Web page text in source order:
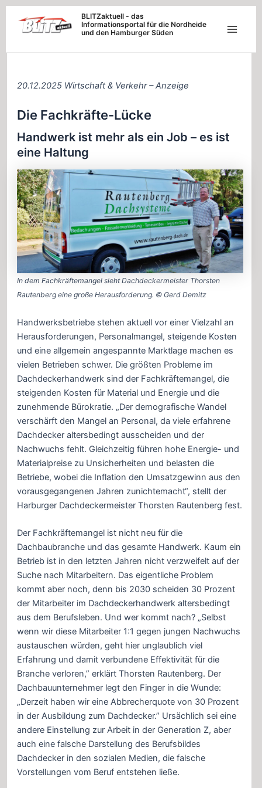
Inhalt
BLITZaktuell - das
Informationsportal für die Nordheide
und den Hamburger Süden
20.12.2025 Wirtschaft & Verkehr – Anzeige
Die Fachkräfte-Lücke
Handwerk ist mehr als ein Job – es ist
eine Haltung
In dem Fachkräftemangel sieht Dachdeckermeister Thorsten
Rautenberg eine große Herausforderung. © Gerd Demitz
Handwerksbetriebe stehen aktuell vor einer Vielzahl an
Herausforderungen, Personalmangel, steigende Kosten
und eine allgemein angespannte Marktlage machen es
vielen Betrieben schwer. Die größten Probleme im
Dachdeckerhandwerk sind der Fachkräftemangel, die
steigenden Kosten für Material und Energie und die
zunehmende Bürokratie. „Der demografische Wandel
verschärft den Mangel an Personal, da viele erfahrene
Dachdecker altersbedingt ausscheiden und der
Nachwuchs fehlt. Gleichzeitig führen hohe Energie- und
Materialpreise zu Unsicherheiten und belasten die
Betriebe, wobei die Inflation den Umsatzgewinn aus den
vorausgegangenen Jahren zunichtemacht“, stellt der
Harburger Dachdeckermeister Thorsten Rautenberg fest.
Der Fachkräftemangel ist nicht neu für die
Dachbaubranche und das gesamte Handwerk. Kaum ein
Betrieb ist in den letzten Jahren nicht verzweifelt auf der
Suche nach Mitarbeitern. Das eigentliche Problem
kommt aber noch, denn bis 2030 scheiden 30 Prozent
der Mitarbeiter im Dachdeckerhandwerk altersbedingt
aus dem Berufsleben. Und wer kommt nach? „Selbst
wenn wir diese Mitarbeiter 1:1 gegen jungen Nachwuchs
austauschen würden, geht hier unglaublich viel
Erfahrung und damit verbundene Effektivität für die
Branche verloren,” erklärt Thorsten Rautenberg. Der
Dachbauunternehmer legt den Finger in die Wunde:
„Derzeit haben wir eine Abbrecherquote von 30 Prozent
in der Ausbildung zum Dachdecker.” Ursächlich sei eine
andere Einstellung zur Arbeit in der Generation Z, aber
auch eine falsche Darstellung des Berufsbildes
Dachdecker in den sozialen Medien, die falsche
Vorstellungen vom Beruf entstehen ließe.